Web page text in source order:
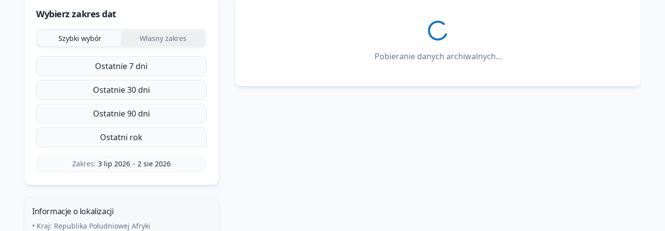
Wybierz zakres dat
Szybki wybór Własny zakres
Ostatnie 7 dni
Ostatnie 30 dni
Ostatnie 90 dni
Ostatni rok
Zakres: 3 lip 2026– 2 sie 2026
Informacje o lokalizacji
• Kraj: Republika Południowej Afryki
Pobieranie danych archiwalnych...